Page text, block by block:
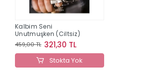
Kalbim Seni
Unutmuşken (Ciltsiz)
459,00 TL 321,30 TL
Stokta Yok